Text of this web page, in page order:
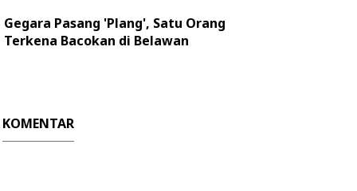
Gegara Pasang 'Plang', Satu Orang
Terkena Bacokan di Belawan
KOMENTAR